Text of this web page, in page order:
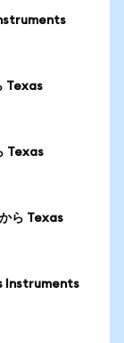
Texas
Texas
ら Texas
Instruments